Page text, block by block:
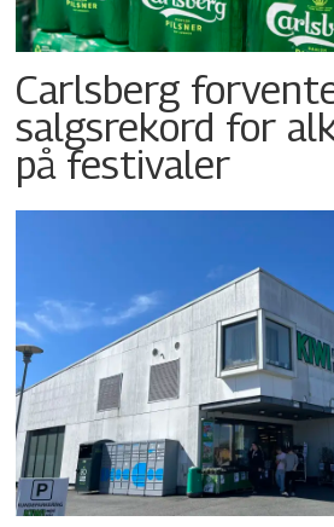
Carlsberg
salgsrekord for
på festivaler